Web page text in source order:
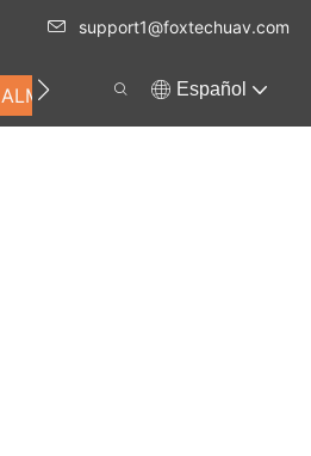
support1@foxtechuav.com
ALMACENAR Español